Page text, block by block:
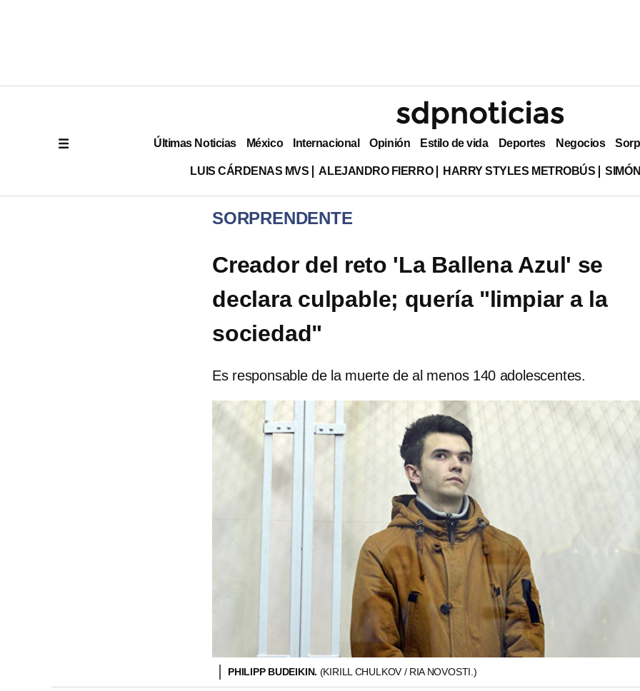
Últimas Noticias México Internacional Opinión Estilo de vida Deportes Negocios
LUIS CÁRDENAS MVS ALEJANDRO FIERRO HARRY STYLES METROBÚS
SORPRENDENTE
Creador del reto 'La Ballena Azul' se
declara culpable; quería "limpiar a la
sociedad"
Es responsable de la muerte de al menos 140 adolescentes.
PHILIPP BUDEIKIN. (KIRILL CHULKOV / RIA NOVOSTI.)